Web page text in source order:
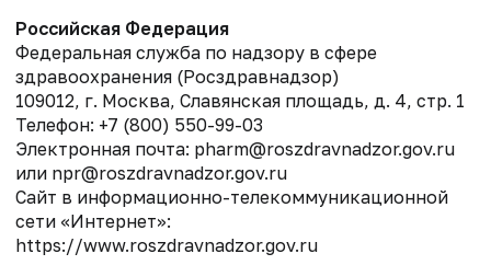
Российская Федерация
Федеральная служба по надзору в сфере
здравоохранения (Росздравнадзор)
109012, г. Москва, Славянская площадь, д. 4, стр. 1
Телефон: +7 (800) 550-99-03
Электронная почта: pharm@roszdravnadzor.gov.ru
или npr@roszdravnadzor.gov.ru
Сайт в информационно-телекоммуникационной
сети «Интернет»:
https://www.roszdravnadzor.gov.ru